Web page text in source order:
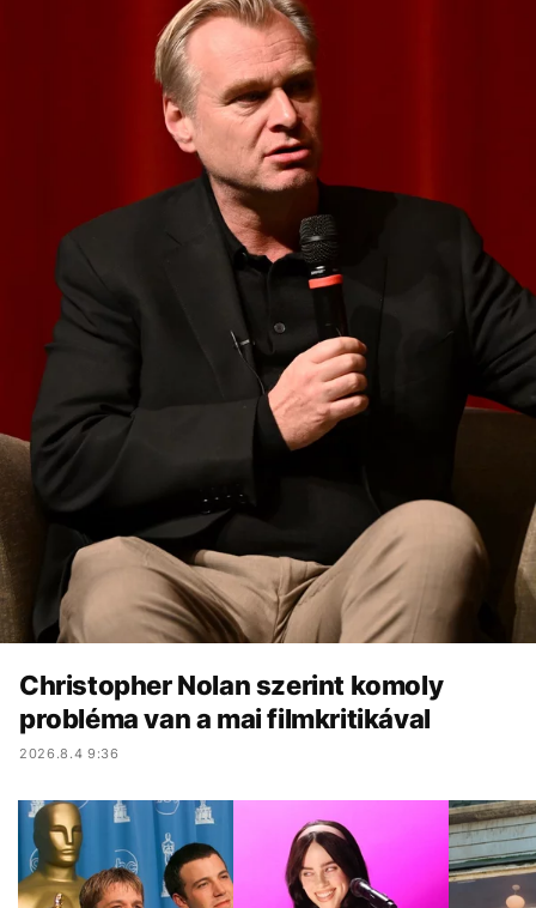
Christopher Nolan szerint komoly
probléma van a mai filmkritikával
2026.8.4 9:36